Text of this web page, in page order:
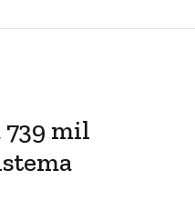
mil